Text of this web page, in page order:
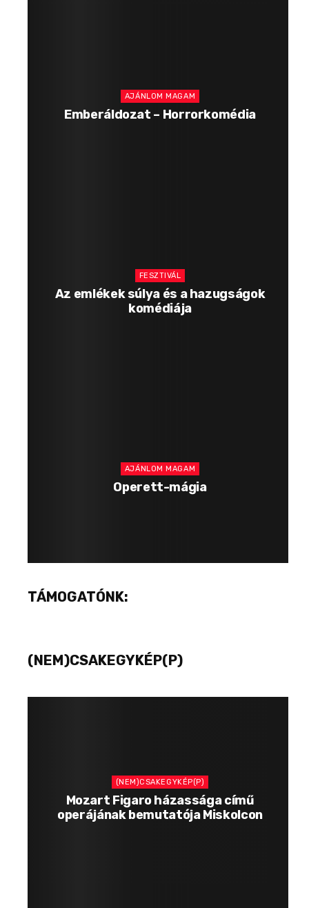
AJÁNLOM MAGAM
Emberáldozat – Horrorkomédia
FESZTIVÁL
Az emlékek súlya és a hazugságok
komédiája
AJÁNLOM MAGAM
Operett-mágia
TÁMOGATÓNK:
(NEM)CSAKEGYKÉP(P)
(NEM)CSAKEGYKÉP(P)
Mozart Figaro házassága című
operájának bemutatója Miskolcon